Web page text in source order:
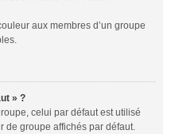
aux membres d’un groupe
» ?
celui par défaut est utilisé
de groupe affichés par défaut.